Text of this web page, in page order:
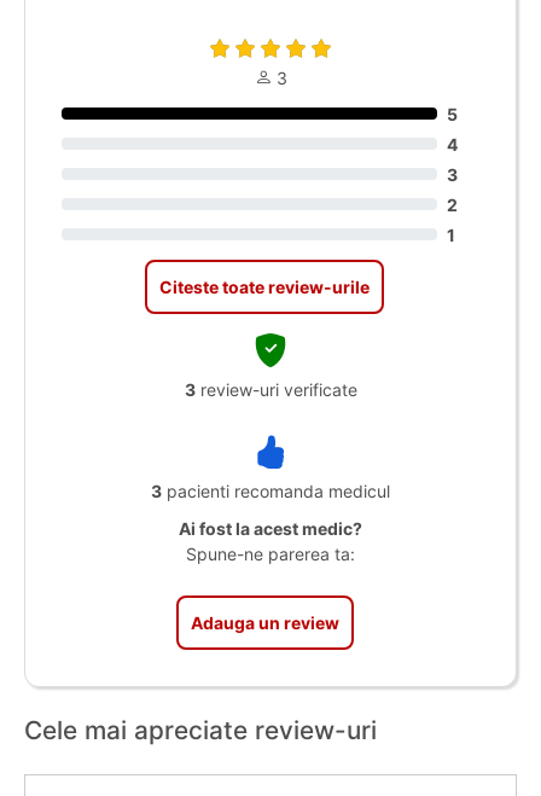
3
5
4
3
2
1
Citeste toate review-urile
3review-uri verificate
3 pacienti recomanda medicul
Ai fost la acest medic?
Spune-ne parerea ta:
Adauga un review
Cele mai apreciate review-uri